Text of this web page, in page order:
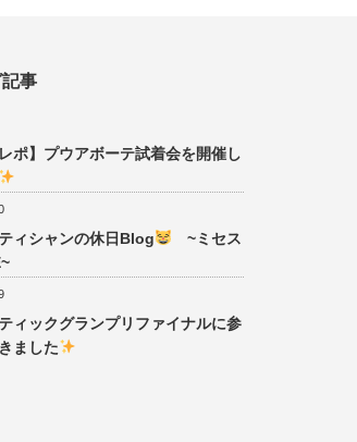
事
レポ】プウアボーテ試着会を開催し
ィシャンの休日Blog
~ミセス
ィックグランプリファイナルに参
ました